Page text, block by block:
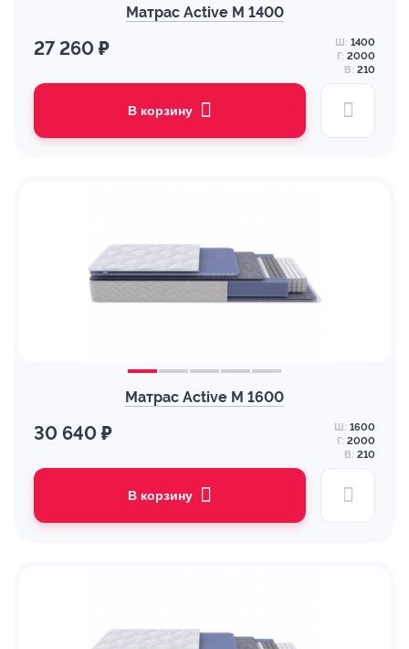
Матрас Active M 1400
27 260 ₽ Ш: 1400
Г: 2000
В: 210
В корзину
Матрас Active M 1600
30 640 ₽ Ш: 1600
Г: 2000
В: 210
В корзину